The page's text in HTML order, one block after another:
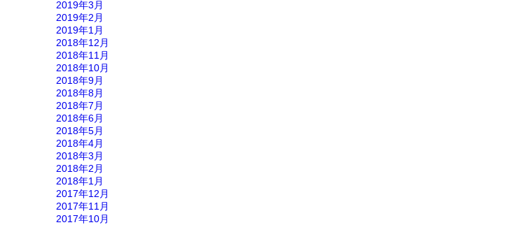
2019年3月
2019年2月
2019年1月
2018年12月
2018年11月
2018年10月
2018年9月
2018年8月
2018年7月
2018年6月
2018年5月
2018年4月
2018年3月
2018年2月
2018年1月
2017年12月
2017年11月
2017年10月